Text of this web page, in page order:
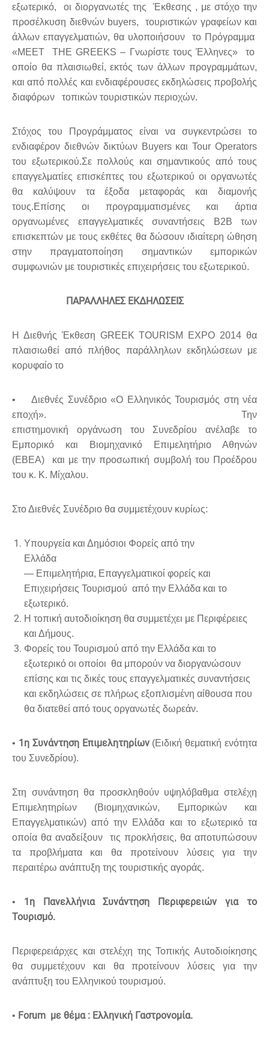
εξωτερικό, οι διοργανωτές της Έκθεσης , με στόχο την
προσέλκυση διεθνών buyers, τουριστικών γραφείων και
άλλων επαγγελματιών, θα υλοποιήσουν το Πρόγραμμα
«MEET THE GREEKS – Γνωρίστε τους Έλληνες» το
οποίο θα πλαισιωθεί, εκτός των άλλων προγραμμάτων,
και από πολλές και ενδιαφέρουσες εκδηλώσεις προβολής
διαφόρων τοπικών τουριστικών περιοχών.
Στόχος του Προγράμματος είναι να συγκεντρώσει το
ενδιαφέρον διεθνών δικτύων Buyers και Tour Operators
του εξωτερικού.Σε πολλούς και σημαντικούς από τους
επαγγελματίες επισκέπτες του εξωτερικού οι οργανωτές
θα καλύψουν τα έξοδα μεταφοράς και διαμονής
τους.Επίσης οι προγραμματισμένες και άρτια
οργανωμένες επαγγελματικές συναντήσεις Β2Β των
επισκεπτών με τους εκθέτες θα δώσουν ιδιαίτερη ώθηση
στην πραγματοποίηση σημαντικών εμπορικών
συμφωνιών με τουριστικές επιχειρήσεις του εξωτερικού.
ΠΑΡΑΛΛΗΛΕΣ ΕΚΔΗΛΩΣΕΙΣ
Η Διεθνής Έκθεση GREEK TOURISM EXPO 2014 θα
πλαισιωθεί από πλήθος παράλληλων εκδηλώσεων με
κορυφαίο το
• Διεθνές Συνέδριο «Ο Ελληνικός Τουρισμός στη νέα
εποχή». Την
επιστημονική οργάνωση του Συνεδρίου ανέλαβε το
Εμπορικό και Βιομηχανικό Επιμελητήριο Αθηνών
(ΕΒΕΑ) και με την προσωπική συμβολή του Προέδρου
του κ. Κ. Μίχαλου.
Στο Διεθνές Συνέδριο θα συμμετέχουν κυρίως:
Υπουργεία και Δημόσιοι Φορείς από την
Ελλάδα
— Επιμελητήρια, Επαγγελματικοί φορείς και
Επιχειρήσεις Τουρισμού από την Ελλάδα και το
εξωτερικό.
Η τοπική αυτοδιοίκηση θα συμμετέχει με Περιφέρειες
και Δήμους.
Φορείς του Τουρισμού από την Ελλάδα και το
εξωτερικό οι οποίοι θα μπορούν να διοργανώσουν
επίσης και τις δικές τους επαγγελματικές συναντήσεις
και εκδηλώσεις σε πλήρως εξοπλισμένη αίθουσα που
θα διατεθεί από τους οργανωτές δωρεάν.
• 1η Συνάντηση Επιμελητηρίων(Ειδική θεματική ενότητα
του Συνεδρίου).
Στη συνάντηση θα προσκληθούν υψηλόβαθμα στελέχη
Επιμελητηρίων (Βιομηχανικών, Εμπορικών και
Επαγγελματικών) από την Ελλάδα και το εξωτερικό τα
οποία θα αναδείξουν τις προκλήσεις, θα αποτυπώσουν
τα προβλήματα και θα προτείνουν λύσεις για την
περαιτέρω ανάπτυξη της τουριστικής αγοράς.
•
1η Πανελλήνια Συνάντηση Περιφερειών για το
Τουρισμό.
Περιφερειάρχες και στελέχη της Τοπικής Αυτοδιοίκησης
θα συμμετέχουν και θα προτείνουν λύσεις για την
ανάπτυξη του Ελληνικού τουρισμού.
• Forum με θέμα : Ελληνική Γαστρονομία.